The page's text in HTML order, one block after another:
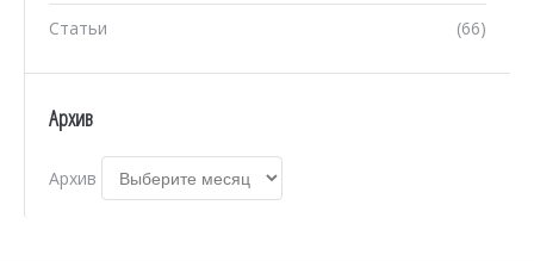
(66)
Статьи
Архив
Архив